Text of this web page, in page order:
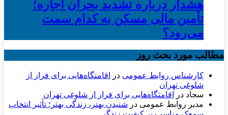
هشدار درباره تشدید بحران اجاره؛
تأمین مالی مسکن به کدام سمت
می‌رود؟
مطالب مورد بحث روز
کارشناس روابط عمومی در
اقامتگاه‌هایی برای فرار از
شلوغی تهران
سجاد در
اقامتگاه‌هایی برای فرار از شلوغی تهران
مدیر روابط عمومی در شنیدن بهتر، زندگی بهتر؛ تأثیر انتخاب